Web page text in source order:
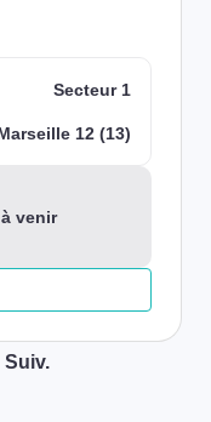
Secteur 1
12 (13)
venir
Suiv.